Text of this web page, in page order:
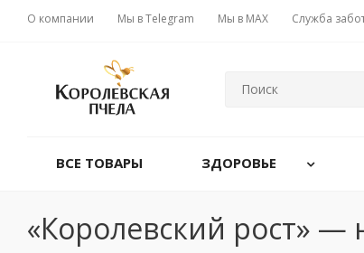
О компании Мы в Telegram Мы в MAX Служба
ВСЕ ТОВАРЫ ЗДОРОВЬЕ
«Королевский рост» —